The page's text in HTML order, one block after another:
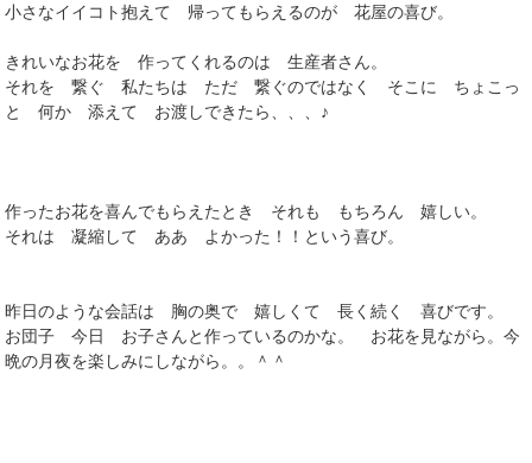
小さなイイコト抱えて 帰ってもらえるのが 花屋の喜び。
きれいなお花を 作ってくれるのは 生産者さん。
それを 繋ぐ 私たちは ただ 繋ぐのではなく そこに ちょこっ
と 何か 添えて お渡しできたら、、、♪
作ったお花を喜んでもらえたとき それも もちろん 嬉しい。
それは 凝縮して ああ よかった！！という喜び。
昨日のような会話は 胸の奥で 嬉しくて 長く続く 喜びです。
お団子 今日 お子さんと作っているのかな。 お花を見ながら。今
晩の月夜を楽しみにしながら。。＾＾